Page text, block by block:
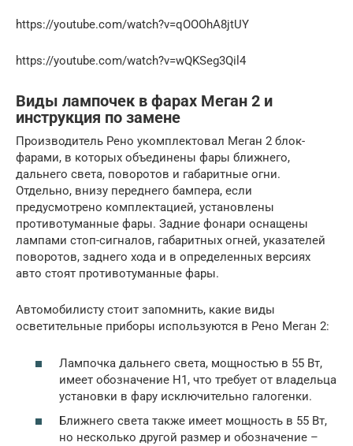
https://youtube.com/watch?v=qOOOhA8jtUY
https://youtube.com/watch?v=wQKSeg3Qil4
Виды лампочек в фарах Меган 2 и
инструкция по замене
Производитель Рено укомплектовал Меган 2 блок-
фарами, в которых объединены фары ближнего,
дальнего света, поворотов и габаритные огни.
Отдельно, внизу переднего бампера, если
предусмотрено комплектацией, установлены
противотуманные фары. Задние фонари оснащены
лампами стоп-сигналов, габаритных огней, указателей
поворотов, заднего хода и в определенных версиях
авто стоят противотуманные фары.
Автомобилисту стоит запомнить, какие виды
осветительные приборы используются в Рено Меган 2:
Лампочка дальнего света, мощностью в 55 Вт,
имеет обозначение H1, что требует от владельца
установки в фару исключительно галогенки.
Ближнего света также имеет мощность в 55 Вт,
но несколько другой размер и обозначение –